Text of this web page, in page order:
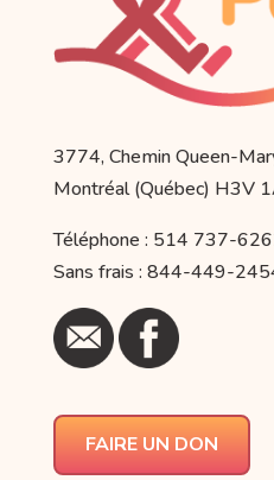
3774, Chemin Queen-
Montréal (Québec) H3V
Téléphone : 514 737-
Sans frais : 844-449-
FAIRE UN DON